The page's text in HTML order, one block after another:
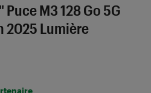
Puce M3 128 Go 5G
2025 Lumière